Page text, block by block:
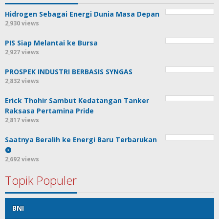
Hidrogen Sebagai Energi Dunia Masa Depan
2,930 views
PIS Siap Melantai ke Bursa
2,927 views
PROSPEK INDUSTRI BERBASIS SYNGAS
2,832 views
Erick Thohir Sambut Kedatangan Tanker
Raksasa Pertamina Pride
2,817 views
Saatnya Beralih ke Energi Baru Terbarukan
2,692 views
Topik Populer
BNI